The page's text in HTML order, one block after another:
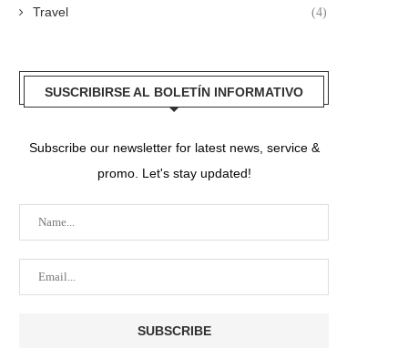
Travel (4)
SUSCRIBIRSE AL BOLETÍN INFORMATIVO
Subscribe our newsletter for latest news, service &
promo. Let's stay updated!